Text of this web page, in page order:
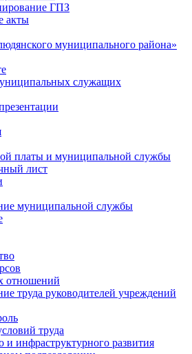
ГПЗ
акты
муниципального района»
служащих
платы и муниципальной службы
лист
муниципальной службы
отношений
труда руководителей учреждений
труда
и инфраструктурного развития